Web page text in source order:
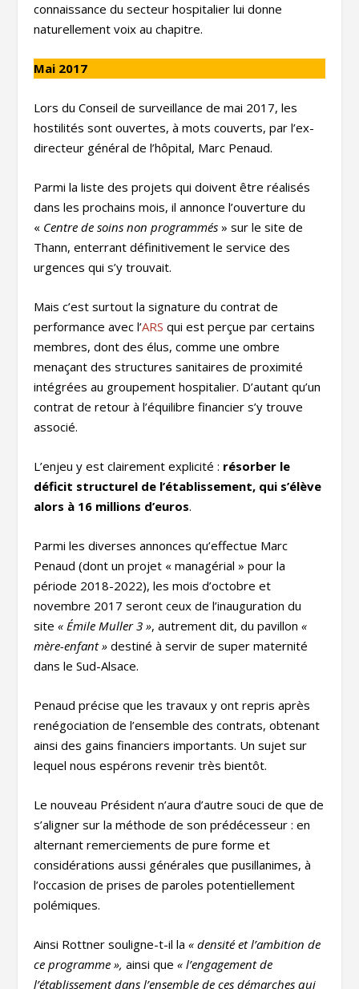
connaissance du secteur hospitalier lui donne
naturellement voix au chapitre.
Mai 2017
Lors du Conseil de surveillance de mai 2017, les
hostilités sont ouvertes, à mots couverts, par l’ex-
directeur général de l’hôpital, Marc Penaud.
Parmi la liste des projets qui doivent être réalisés
dans les prochains mois, il annonce l’ouverture du
« Centre de soins non programmés » sur le site de
Thann, enterrant définitivement le service des
urgences qui s’y trouvait.
Mais c’est surtout la signature du contrat de
performance avec l’ARSqui est perçue par certains
membres, dont des élus, comme une ombre
menaçant des structures sanitaires de proximité
intégrées au groupement hospitalier. D’autant qu’un
contrat de retour à l’équilibre financier s’y trouve
associé.
L’enjeu y est clairement explicité : résorber le
déficit structurel de l’établissement, qui s’élève
alors à 16 millions d’euros.
Parmi les diverses annonces qu’effectue Marc
Penaud (dont un projet « managérial » pour la
période 2018-2022), les mois d’octobre et
novembre 2017 seront ceux de l’inauguration du
site« Émile Muller 3 », autrement dit, du pavillon«
mère-enfant » destiné à servir de super maternité
dans le Sud-Alsace.
Penaud précise que les travaux y ont repris après
renégociation de l’ensemble des contrats, obtenant
ainsi des gains financiers importants. Un sujet sur
lequel nous espérons revenir très bientôt.
Le nouveau Président n’aura d’autre souci de que de
s’aligner sur la méthode de son prédécesseur : en
alternant remerciements de pure forme et
considérations aussi générales que pusillanimes, à
l’occasion de prises de paroles potentiellement
polémiques.
Ainsi Rottner souligne-t-il la« densité et l’ambition de
ce programme », ainsi que« l’engagement de
l’établissement dans l’ensemble de ces démarches qui